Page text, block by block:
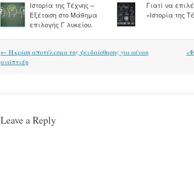
Ιστορία της Τέχνης –
Εξέταση στο Μάθημα
επιλογής Γ λυκείου.
Γιατί να
«Ιστορία της
Post
navigation
← Η κρίση αποτέλεσμα της ψευδαίσθησης για αέναη
ανάπτυξη
Leave a Reply